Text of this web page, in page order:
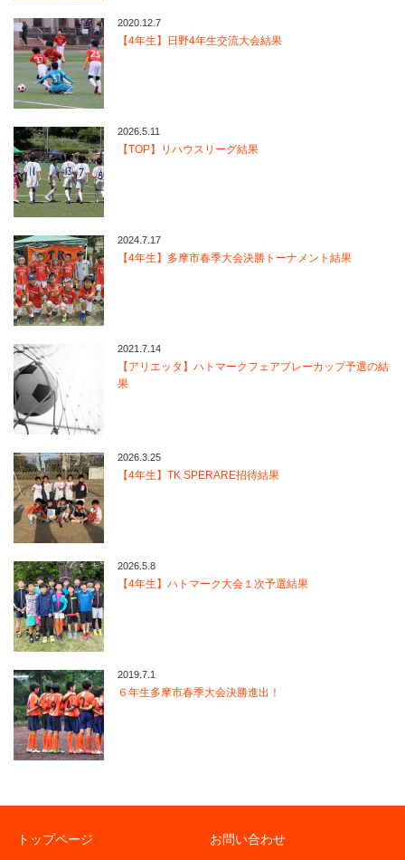
2020.12.7
【4年生】日野4年生交流大会結果
2026.5.11
【TOP】リハウスリーグ結果
2024.7.17
【4年生】多摩市春季大会決勝トーナメント結果
2021.7.14
【アリエッタ】ハトマークフェアプレーカップ予選の結
果
2026.3.25
【4年生】TK SPERARE招待結果
2026.5.8
【4年生】ハトマーク大会１次予選結果
2019.7.1
６年生多摩市春季大会決勝進出！
トップページ お問い合わせ